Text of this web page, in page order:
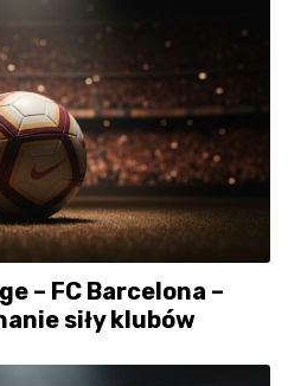
– FC Barcelona –
siły klubów